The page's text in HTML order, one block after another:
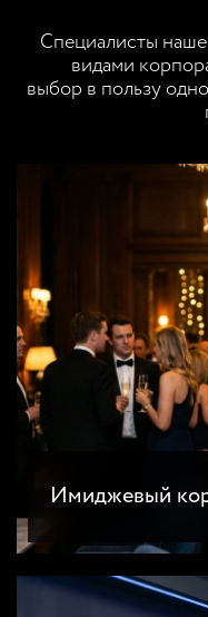
Специалисты
видами
выбор в пользу
Имиджевый